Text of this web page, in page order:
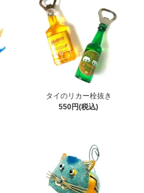
タイのリカー栓抜き
550円(税込)